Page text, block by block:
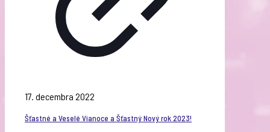
17. decembra 2022
Šťastné a Veselé Vianoce a Šťastný Nový rok 2023!